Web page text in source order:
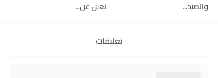
والصيد...
تعلن عن...
تعليقات